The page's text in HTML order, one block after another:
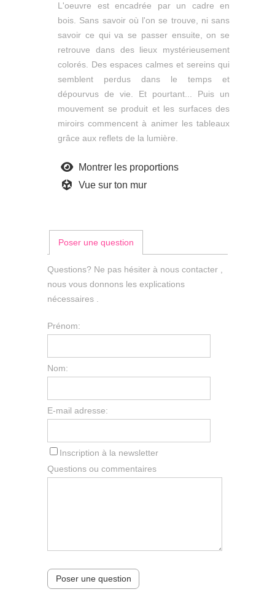
L'oeuvre est encadrée par un cadre en
bois. Sans savoir où l'on se trouve, ni sans
savoir ce qui va se passer ensuite, on se
retrouve dans des lieux mystérieusement
colorés. Des espaces calmes et sereins qui
semblent perdus dans le temps et
dépourvus de vie. Et pourtant... Puis un
mouvement se produit et les surfaces des
miroirs commencent à animer les tableaux
grâce aux reflets de la lumière.
Montrer les proportions
Vue sur ton mur
Poser une question
Questions? Ne pas hésiter à nous contacter ,
nous vous donnons les explications
nécessaires .
Prénom:
Nom:
E-mail adresse:
Inscription à la newsletter
Questions ou commentaires
Poser une question